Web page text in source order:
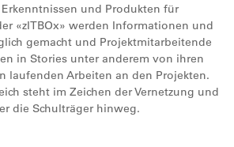
und Produkten für
«zITBOx» werden Informationen und
gemacht und Projektmitarbeitende
in Stories unter anderem von ihren
laufenden Arbeiten an den Projekten.
steht im Zeichen der Vernetzung und
die Schulträger hinweg.